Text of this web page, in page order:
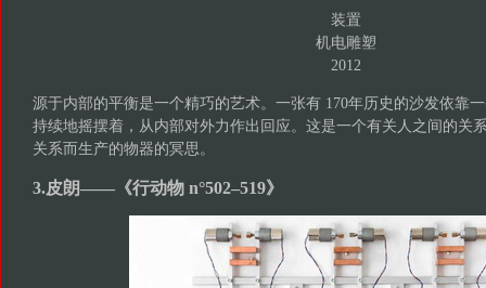
装置
机电雕塑
2012
源于内部的平衡是一个精巧的艺术。一张有 170年历史的沙发依靠
持续地摇摆着，从内部对外力作出回应。这是一个有关人之间的关
关系而生产的物器的冥思。
3.皮朗——《行动物 n°502–519》